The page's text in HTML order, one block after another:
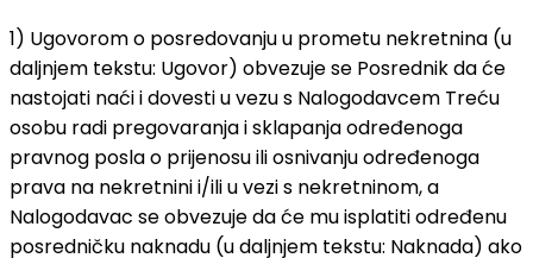
1) Ugovorom o posredovanju u prometu nekretnina (u
daljnjem tekstu: Ugovor) obvezuje se Posrednik da će
nastojati naći i dovesti u vezu s Nalogodavcem Treću
osobu radi pregovaranja i sklapanja određenoga
pravnog posla o prijenosu ili osnivanju određenoga
prava na nekretnini i/ili u vezi s nekretninom, a
Nalogodavac se obvezuje da će mu isplatiti određenu
posredničku naknadu (u daljnjem tekstu: Naknada) ako